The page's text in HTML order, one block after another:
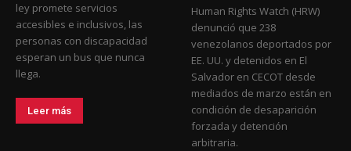
ley promete servicios
accesibles e inclusivos, las
personas con discapacidad
esperan un bus que nunca
llega.
Leer más
Human Rights Watch (HRW)
denunció que 238
venezolanos deportados por
EE. UU. y detenidos en El
Salvador en CECOT desde
mediados de marzo están en
condición de desaparición
forzada y detención
arbitraria.